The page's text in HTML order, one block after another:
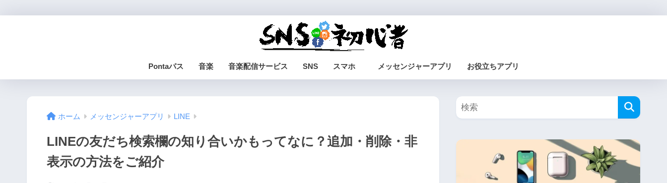
Pontaパス 音楽 音楽配信サービス SNS スマホ メッセンジャーアプリ お役立ちアプリ
ホーム メッセンジャーアプリ LINE
LINEの友だち検索欄の知り合いかもってなに？追加・削除・非
表示の方法をご紹介